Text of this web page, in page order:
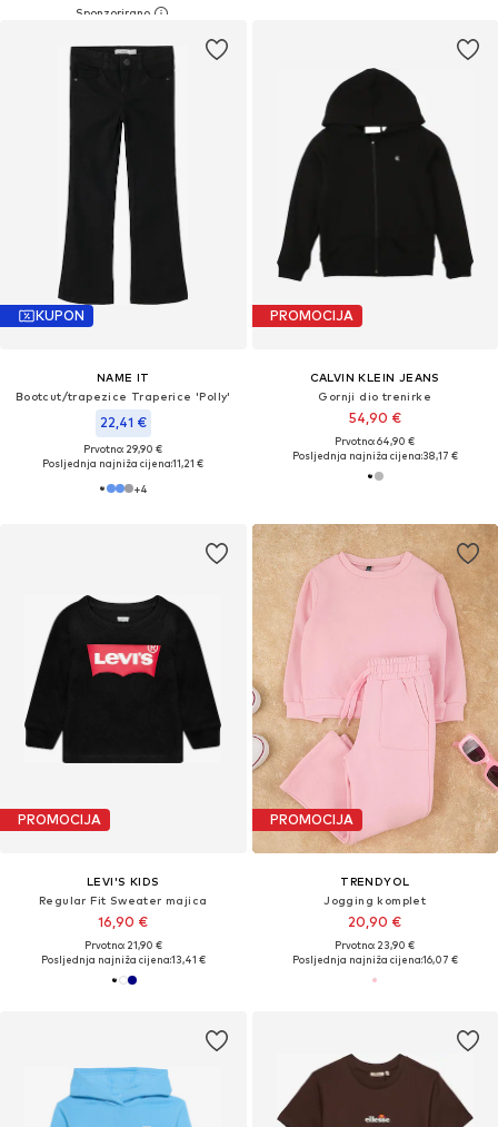
KUPON
NAME IT
Bootcut/trapezice Traperice 'Polly'
22,41 €
Prvotno: 29,90 €
Posljednja najniža cijena:11,21 €
+4
PROMOCIJA
CALVIN KLEIN JEANS
Gornji dio trenirke
54,90 €
Prvotno: 64,90 €
Posljednja najniža cijena:38,17 €
PROMOCIJA
LEVI'S KIDS
Regular Fit Sweater majica
16,90 €
Prvotno: 21,90 €
Posljednja najniža cijena:13,41 €
PROMOCIJA
TRENDYOL
Jogging komplet
20,90 €
Prvotno: 23,90 €
Posljednja najniža cijena:16,07 €